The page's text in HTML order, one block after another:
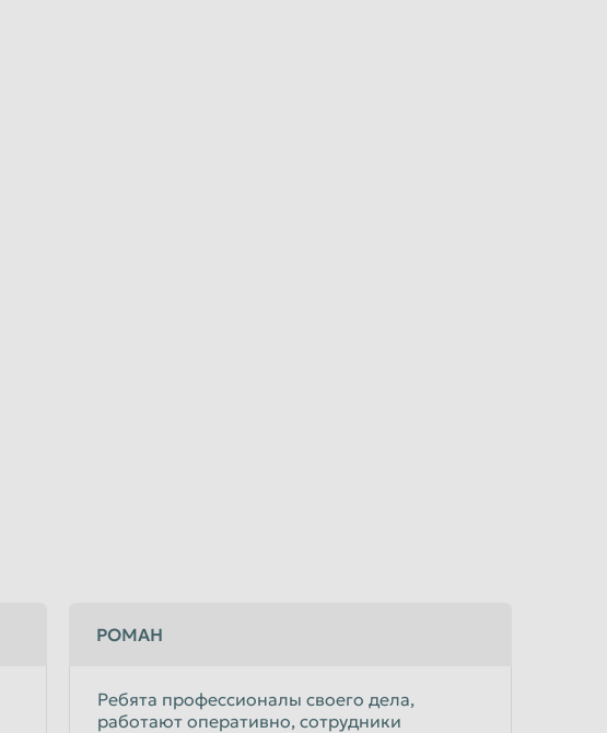
РОМАН
Ребята профессионалы своего дела,
работают оперативно, сотрудники